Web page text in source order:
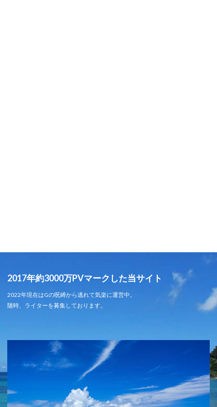
2017年約3000万PVマークした当サイト
2022年現在はGの呪縛から逃れて気楽に運営中。
随時、ライターを募集しております。